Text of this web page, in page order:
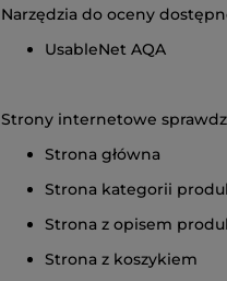
Narzędzia do oceny
UsableNet AQA
Strony internetowe
Strona główna
Strona kategorii
Strona z opisem
Strona z koszykiem